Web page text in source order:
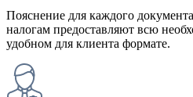
Пояснение для каждого
налогам предоставляют всю
удобном для клиента формате.